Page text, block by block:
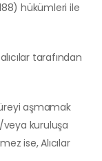
hükümleri ile
tarafından
aşmamak
veya kuruluşa
ise, Alıcılar